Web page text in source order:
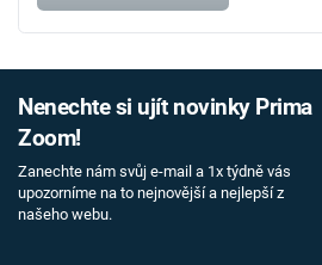
Nenechte si ujít novinky Prima
Zoom!
Zanechte nám svůj e-mail a 1x týdně vás
upozorníme na to nejnovější a nejlepší z
našeho webu.